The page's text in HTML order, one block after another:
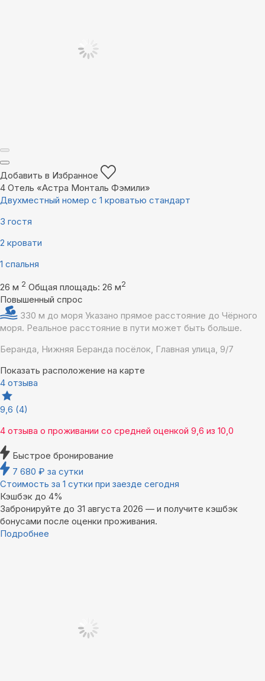
Добавить в Избранное
4 Отель «Астра Монталь Фэмили»
Двухместный номер с 1 кроватью стандарт
3 гостя
2 кровати
1 спальня
26 м 2 Общая площадь: 26 м2
Повышенный спрос
330 м до моря Указано прямое расстояние до Чёрного
моря. Реальное расстояние в пути может быть больше.
Беранда, Нижняя Беранда посёлок, Главная улица, 9/7
Показать расположение на карте
4 отзыва
9,6 (4)
4 отзыва о проживании со средней оценкой 9,6 из 10,0
Быстрое бронирование
7 680 ₽ за сутки
Стоимость за 1 сутки при заезде сегодня
Кэшбэк до 4%
Забронируйте до 31 августа 2026 — и получите кэшбэк
бонусами после оценки проживания.
Подробнее